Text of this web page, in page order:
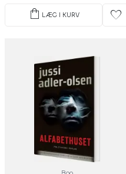
shopping_bag LÆG I KURV favorite